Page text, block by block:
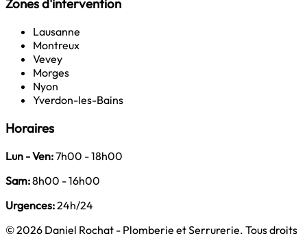
Zones d'intervention
Lausanne
Montreux
Vevey
Morges
Nyon
Yverdon-les-Bains
Horaires
Lun - Ven:7h00 - 18h00
Sam:8h00 - 16h00
Urgences:24h/24
© 2026 Daniel Rochat - Plomberie et Serrurerie. Tous droits